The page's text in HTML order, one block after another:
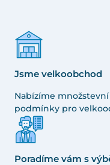
Jsme velkoobchod
Nabízíme
podmínky pro
Poradíme vám s